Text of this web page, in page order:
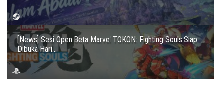
[News] Sesi Open Beta Marvel TOKON: Fighting Souls Siap
Dibuka Hari...